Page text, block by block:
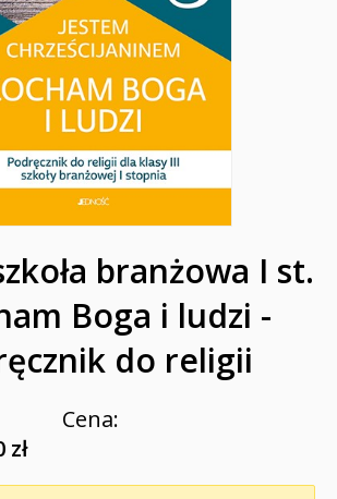
branżowa I st.
Boga i ludzi -
do religii
Cena:
zł